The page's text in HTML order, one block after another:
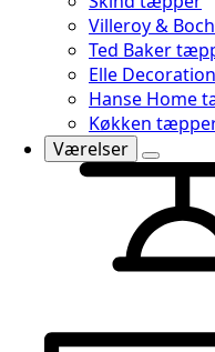
Villeroy &
Ted Baker
Elle
Hanse Home
Køkken
Værelser